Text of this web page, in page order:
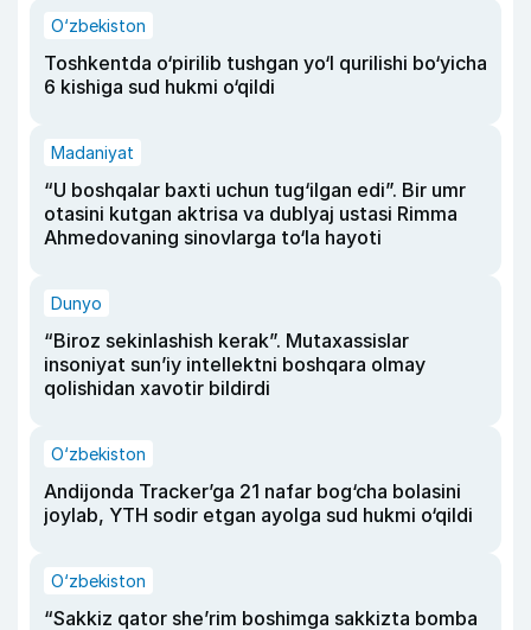
O‘zbekiston
Toshkentda o‘pirilib tushgan yo‘l qurilishi bo‘yicha
6 kishiga sud hukmi o‘qildi
Madaniyat
“U boshqalar baxti uchun tug‘ilgan edi”. Bir umr
otasini kutgan aktrisa va dublyaj ustasi Rimma
Ahmedovaning sinovlarga to‘la hayoti
Dunyo
“Biroz sekinlashish kerak”. Mutaxassislar
insoniyat sun’iy intellektni boshqara olmay
qolishidan xavotir bildirdi
O‘zbekiston
Andijonda Tracker’ga 21 nafar bog‘cha bolasini
joylab, YTH sodir etgan ayolga sud hukmi o‘qildi
O‘zbekiston
“Sakkiz qator she’rim boshimga sakkizta bomba